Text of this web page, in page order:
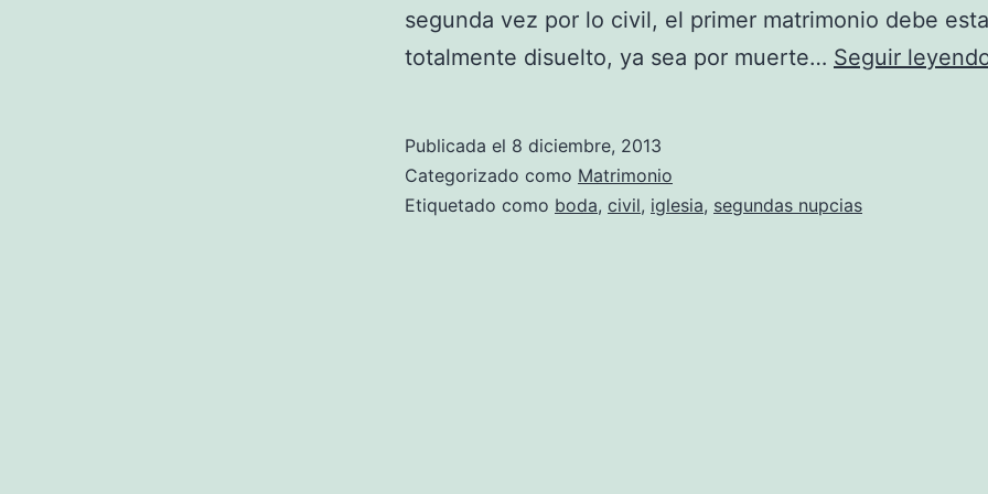
segunda vez por lo civil, el primer matrimonio debe
totalmente disuelto, ya sea por muerte… Seguir
Publicada el 8 diciembre, 2013
Categorizado como Matrimonio
Etiquetado como boda, civil, iglesia, segundas nupcias